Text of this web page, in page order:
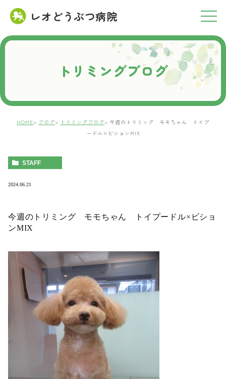
レオどうぶつ病院
RESERVATION
ご予約について
トリミングブログ
HOME ブログ トリミングブログ
今週のトリミング モモちゃん トイプ
ードル×ビションMIX
STAFF
2024.06.21
今週のトリミング モモちゃん トイプードル×ビショ
ンMIX